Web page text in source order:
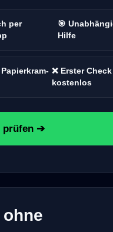
per
🎯
Hilfe
Papierkram- ❌ Erster Check
kostenlos
prüfen ➔